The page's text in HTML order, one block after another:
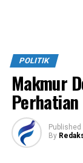
POLITIK
Makmur
Published
By